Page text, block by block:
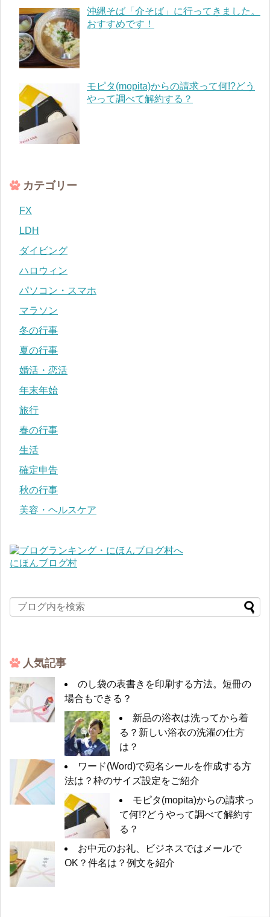
沖縄そば「介そば」に行ってきました。
おすすめです！
モピタ(mopita)からの請求って何!?どう
やって調べて解約する？
カテゴリー
FX
LDH
ダイビング
ハロウィン
パソコン・スマホ
マラソン
冬の行事
夏の行事
婚活・恋活
年末年始
旅行
春の行事
生活
確定申告
秋の行事
美容・ヘルスケア
にほんブログ村
人気記事
のし袋の表書きを印刷する方法。短冊の
場合もできる？
新品の浴衣は洗ってから着
る？新しい浴衣の洗濯の仕方
は？
ワード(Word)で宛名シールを作成する方
法は？枠のサイズ設定をご紹介
モピタ(mopita)からの請求っ
て何!?どうやって調べて解約す
る？
お中元のお礼、ビジネスではメールで
OK？件名は？例文を紹介